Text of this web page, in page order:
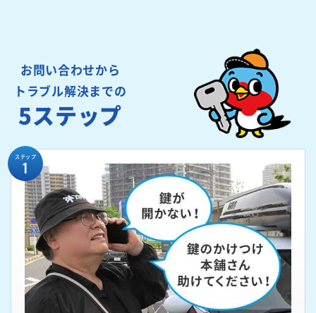
お問い合わせから
トラブル解決までの
5ステップ
ステップ
1